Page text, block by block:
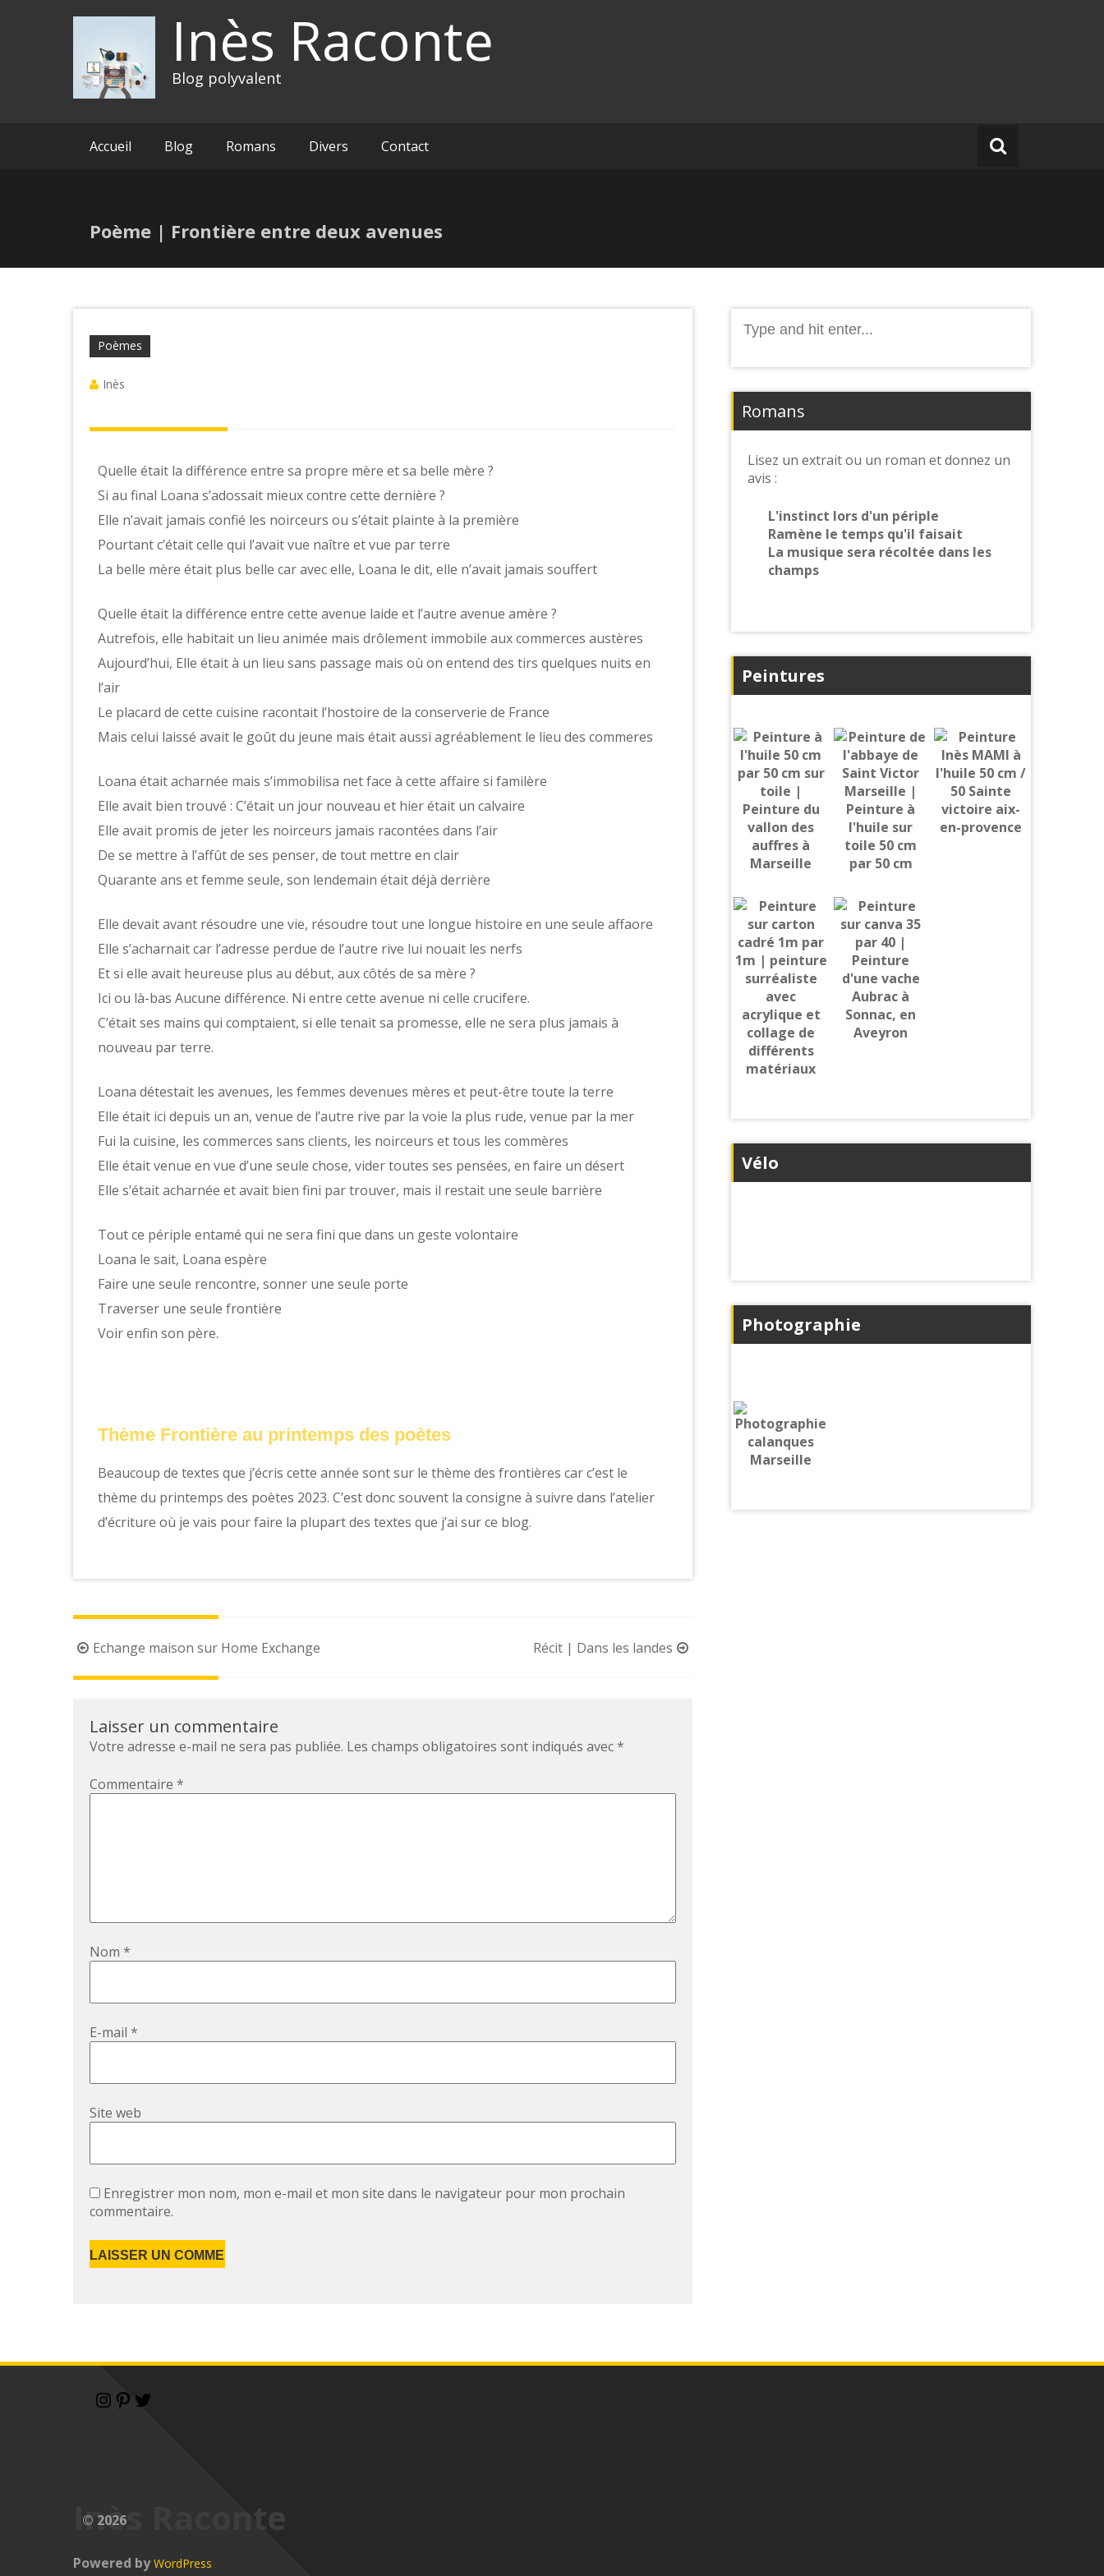
Inès Raconte
Blog polyvalent
Accueil Blog Romans Divers Contact
Poème | Frontière entre deux avenues
Poèmes
Inès
Quelle était la différence entre sa propre mère et sa belle mère ?
Si au final Loana s’adossait mieux contre cette dernière ?
Elle n’avait jamais confié les noirceurs ou s’était plainte à la première
Pourtant c’était celle qui l’avait vue naître et vue par terre
La belle mère était plus belle car avec elle, Loana le dit, elle n’avait jamais souffert
Quelle était la différence entre cette avenue laide et l’autre avenue amère ?
Autrefois, elle habitait un lieu animée mais drôlement immobile aux commerces austères
Aujourd’hui, Elle était à un lieu sans passage mais où on entend des tirs quelques nuits en
l’air
Le placard de cette cuisine racontait l’hostoire de la conserverie de France
Mais celui laissé avait le goût du jeune mais était aussi agréablement le lieu des commeres
Loana était acharnée mais s’immobilisa net face à cette affaire si familère
Elle avait bien trouvé : C’était un jour nouveau et hier était un calvaire
Elle avait promis de jeter les noirceurs jamais racontées dans l’air
De se mettre à l’affût de ses penser, de tout mettre en clair
Quarante ans et femme seule, son lendemain était déjà derrière
Elle devait avant résoudre une vie, résoudre tout une longue histoire en une seule affaore
Elle s’acharnait car l’adresse perdue de l’autre rive lui nouait les nerfs
Et si elle avait heureuse plus au début, aux côtés de sa mère ?
Ici ou là-bas Aucune différence. Ni entre cette avenue ni celle crucifere.
C’était ses mains qui comptaient, si elle tenait sa promesse, elle ne sera plus jamais à
nouveau par terre.
Loana détestait les avenues, les femmes devenues mères et peut-être toute la terre
Elle était ici depuis un an, venue de l’autre rive par la voie la plus rude, venue par la mer
Fui la cuisine, les commerces sans clients, les noirceurs et tous les commères
Elle était venue en vue d’une seule chose, vider toutes ses pensées, en faire un désert
Elle s’était acharnée et avait bien fini par trouver, mais il restait une seule barrière
Tout ce périple entamé qui ne sera fini que dans un geste volontaire
Loana le sait, Loana espère
Faire une seule rencontre, sonner une seule porte
Traverser une seule frontière
Voir enfin son père.
Thème Frontière au printemps des poètes
Beaucoup de textes que j’écris cette année sont sur le thème des frontières car c’est le
thème du printemps des poètes 2023. C’est donc souvent la consigne à suivre dans l’atelier
d’écriture où je vais pour faire la plupart des textes que j’ai sur ce blog.
Echange maison sur Home Exchange Récit | Dans les landes
Laisser un commentaire
Votre adresse e-mail ne sera pas publiée. Les champs obligatoires sont indiqués avec*
Commentaire *
Nom *
E-mail *
Site web
Enregistrer mon nom, mon e-mail et mon site dans le navigateur pour mon prochain
commentaire.
Romans
Lisez un extrait ou un roman et donnez un
avis :
L'instinct lors d'un périple
Ramène le temps qu'il faisait
La musique sera récoltée dans les
champs
Peintures
Vélo
Photographie
Inès Raconte
© 2026
Powered byWordPress